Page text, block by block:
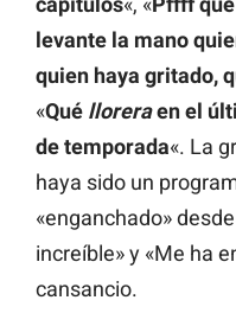
levante la mano
quien haya gritado,
«Qué lloreraen el
de temporada«. La
haya sido un
«enganchado»
increíble» y «Me ha
cansancio.